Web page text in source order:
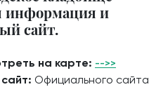
информация и
сайт.
на карте: -->>
Официального сайта